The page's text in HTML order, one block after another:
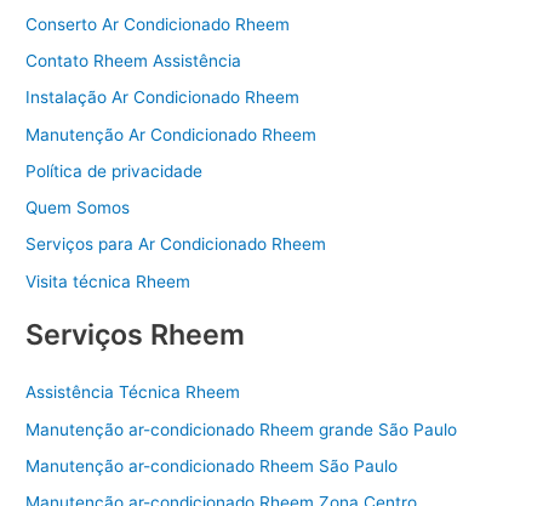
o
o
k
Conserto Ar Condicionado Rheem
Contato Rheem Assistência
Instalação Ar Condicionado Rheem
Manutenção Ar Condicionado Rheem
Política de privacidade
Quem Somos
Serviços para Ar Condicionado Rheem
Visita técnica Rheem
Serviços Rheem
Assistência Técnica Rheem
Manutenção ar-condicionado Rheem grande São Paulo
Manutenção ar-condicionado Rheem São Paulo